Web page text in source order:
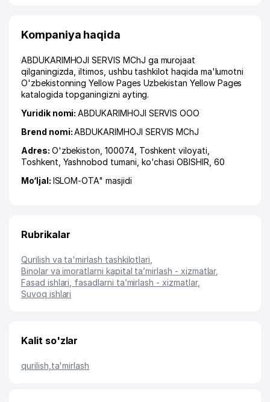
Kompaniya haqida
ABDUKARIMHOJI SERVIS MChJ ga murojaat
qilganingizda, iltimos, ushbu tashkilot haqida ma'lumotni
O'zbekistonning Yellow Pages Uzbekistan Yellow Pages
katalogida topganingizni ayting.
Yuridik nomi:ABDUKARIMHOJI SERVIS ООО
Brend nomi:ABDUKARIMHOJI SERVIS MChJ
Adres: O'zbekiston, 100074, Toshkent viloyati
Toshkent Yashnobod tumani ko'chasi OBISHIR , 60
Mo‘ljal: ISLOM-OTA" masjidi
Rubrikalar
Qurilish va ta'mirlash tashkilotlari
Binolar va imoratlarni kapital ta’mirlash - xizmatlar,
Fasad ishlari, fasadlarni ta’mirlash - xizmatlar,
Suvoq ishlari
Kalit so'zlar
qurilish ta'mirlash